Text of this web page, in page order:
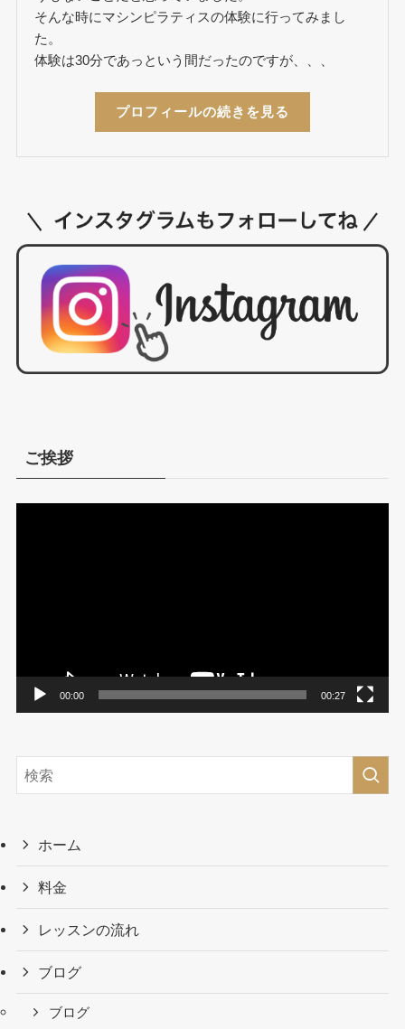
そんな時にマシンピラティスの体験に行ってみまし
た。
体験は30分であっという間だったのですが、、、
プロフィールの続きを見る
ご挨拶
00:00 00:27
ホーム
料金
レッスンの流れ
ブログ
ブログ